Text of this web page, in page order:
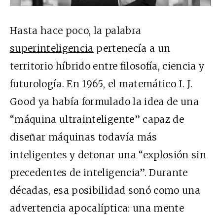
Hasta hace poco, la palabra
superinteligencia pertenecía a un
territorio híbrido entre filosofía, ciencia y
futurología. En 1965, el matemático I. J.
Good ya había formulado la idea de una
“máquina ultrainteligente” capaz de
diseñar máquinas todavía más
inteligentes y detonar una “explosión sin
precedentes de inteligencia”. Durante
décadas, esa posibilidad sonó como una
advertencia apocalíptica: una mente